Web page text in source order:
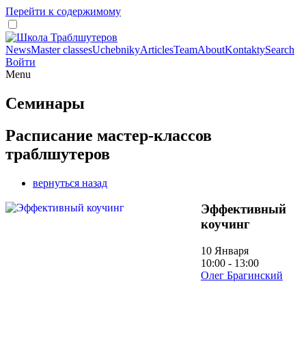
Перейти к содержимому
NewsMaster classesUchebnikyArticlesTeamAboutKontaktySearch
Войти
Menu
Семинары
Расписание мастер-классов
траблшутеров
вернуться назад
Эффективный
коучинг
10 Января
10:00 - 13:00
Олег Брагинский